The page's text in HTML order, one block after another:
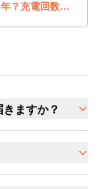
【公開NG】空調服のバッテリー寿命は2～3年？充電回数と使用状況にも注意
ますか？